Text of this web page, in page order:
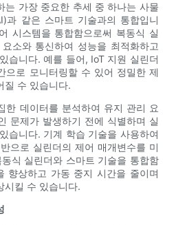
는 가장 중요한 추세 중 하나는 사물
과 같은 스마트 기술과의 통합입니
시스템을 통합함으로써 복동식 실
소와 통신하여 성능을 최적화하고
습니다. 예를 들어, IoT 지원 실린더
으로 모니터링할 수 있어 정밀한 제
질 수 있습니다.
한 데이터를 분석하여 유지 관리 요
문제가 발생하기 전에 식별하며 실
습니다. 기계 학습 기술을 사용하여
으로 실린더의 제어 매개변수를 미
식 실린더와 스마트 기술을 통합함
향상하고 가동 중지 시간을 줄이며
시킬 수 있습니다.